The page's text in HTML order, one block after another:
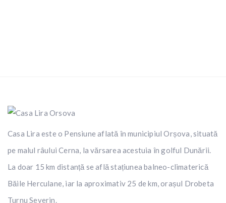
Casa Lira este o Pensiune aflată în municipiul Orșova, situată
pe malul râului Cerna, la vărsarea acestuia în golful Dunării.
La doar 15 km distanță se află stațiunea balneo-climaterică
Băile Herculane, iar la aproximativ 25 de km, orașul Drobeta
Turnu Severin.